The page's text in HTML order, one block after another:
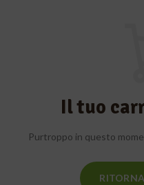
Il tuo
Purtroppo in questo